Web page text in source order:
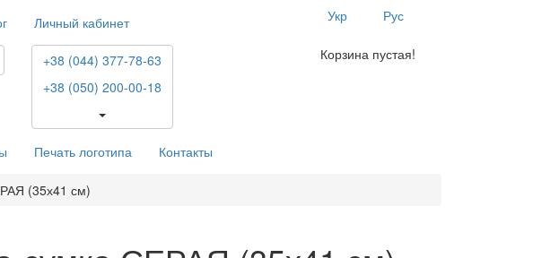
Личный кабинет Укр Рус
+38 (044) 377-78-63
+38 (050) 200-00-18
Корзина пустая!
Печать логотипа Контакты
(35х41 см)